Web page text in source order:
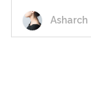
เงียบงัน เพรา
ทำให้ผมมีปืน
Asharch